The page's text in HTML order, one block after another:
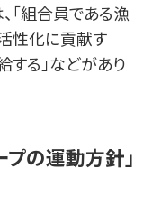
組合員である漁
性化に貢献す
する」などがあり
の運動方針」